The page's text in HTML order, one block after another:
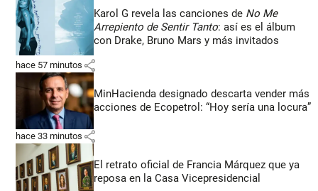
Karol G revela las canciones de No Me
Arrepiento de Sentir Tanto: así es el álbum
con Drake, Bruno Mars y más invitados
hace 57 minutos share
MinHacienda designado descarta vender más
acciones de Ecopetrol: “Hoy sería una locura”
hace 33 minutos share
El retrato oficial de Francia Márquez que ya
reposa en la Casa Vicepresidencial